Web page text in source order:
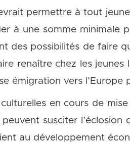
permettre à tout
à une somme minimale
des possibilités de faire
renaître chez les jeunes
émigration vers l’Europe
en cours de
peuvent susciter
au développement